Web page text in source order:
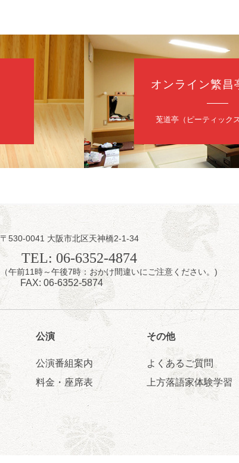
夜 11 日（火）
あおばと～例えば炎と～
桂あおば／笑福亭笑有／例えば炎
開演：午後6時30分（6時開場）全席指定
前売2,000円 当日2,500円
お問合せ：FANYチケット 0570-550-100（10:00～19:00
昼 8月 12日（水）
昼席：番組案内
桂九寿玉／桂弥太郎／桂かい枝※／けんたとももえ（音
（ジャグリング）／笑福亭松枝（※…配信はございません）
★菟道亭配信あり
12
お笑い怪談噺の夕べ vol.20 ～ホンモノの幽
笑福亭たま／林家染雀／桂米左 ～仲入～旭堂南鱗／笑福亭
オンライン繁昌
莵道亭（ピーティック
〒530-0041 大阪市北区天神橋2-1-34
TEL: 06-6352-4874
（午前11時～午後7時：おかけ間違いにご注意ください。)
FAX: 06-6352-5874
公演
公演番組案内
料金・座席表
その他
よくあるご質問
上方落語家体験学習